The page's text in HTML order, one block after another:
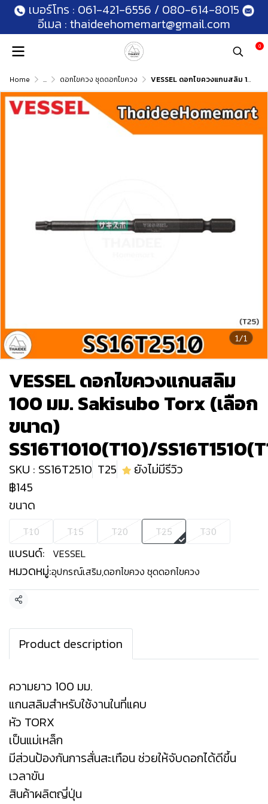
เบอร์โทร : 061-421-6556 / 080-614-8015
อีเมล : thaideehomemart@gmail.com
0
Home ... ดอกไขควง ชุดดอกไขควง VESSEL ดอกไขควงแกนสลิม 100 มม. Sakisubo Torx (เลือกขนาด) SS16T1010(T10)/SS16T1510(T15)/SS16T2010(T20)/SS16T2510(T25)/SS1
1/1
VESSEL ดอกไขควงแกนสลิม
100 มม. Sakisubo Torx (เลือก
ขนาด)
SS16T1010(T10)/
SKU : SS16T2510 T25
ยังไม่มีรีวิว
฿145
ขนาด
T10 T15 T20 T25 T30
แบรนด์: VESSEL
หมวดหมู่:อุปกรณ์เสริม,ดอกไขควง ชุดดอกไขควง
แชร์
Product description
ความยาว 100 มม.
แกนสลิมสำหรับใช้งานในที่แคบ
หัว TORX
เป็นแม่เหล็ก
มีส่วนป้องกันการสั่นสะเทือน ช่วยให้จับดอกได้ดีขึ้น
เวลาขัน
สินค้าผลิตญี่ปุ่น